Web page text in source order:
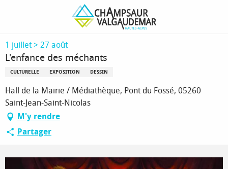
principal
L'enfance des méchants
1 juillet > 27 août
L'enfance des méchants
CULTURELLE EXPOSITION DESSIN
Hall de la Mairie / Médiathèque, Pont du Fossé, 05260
Saint-Jean-Saint-Nicolas
M'y rendre
Partager